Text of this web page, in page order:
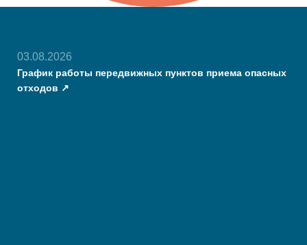
03.08.2026
График работы передвижных пунктов приема опасных
отходов